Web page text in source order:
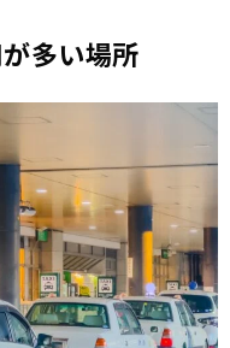
多い場所